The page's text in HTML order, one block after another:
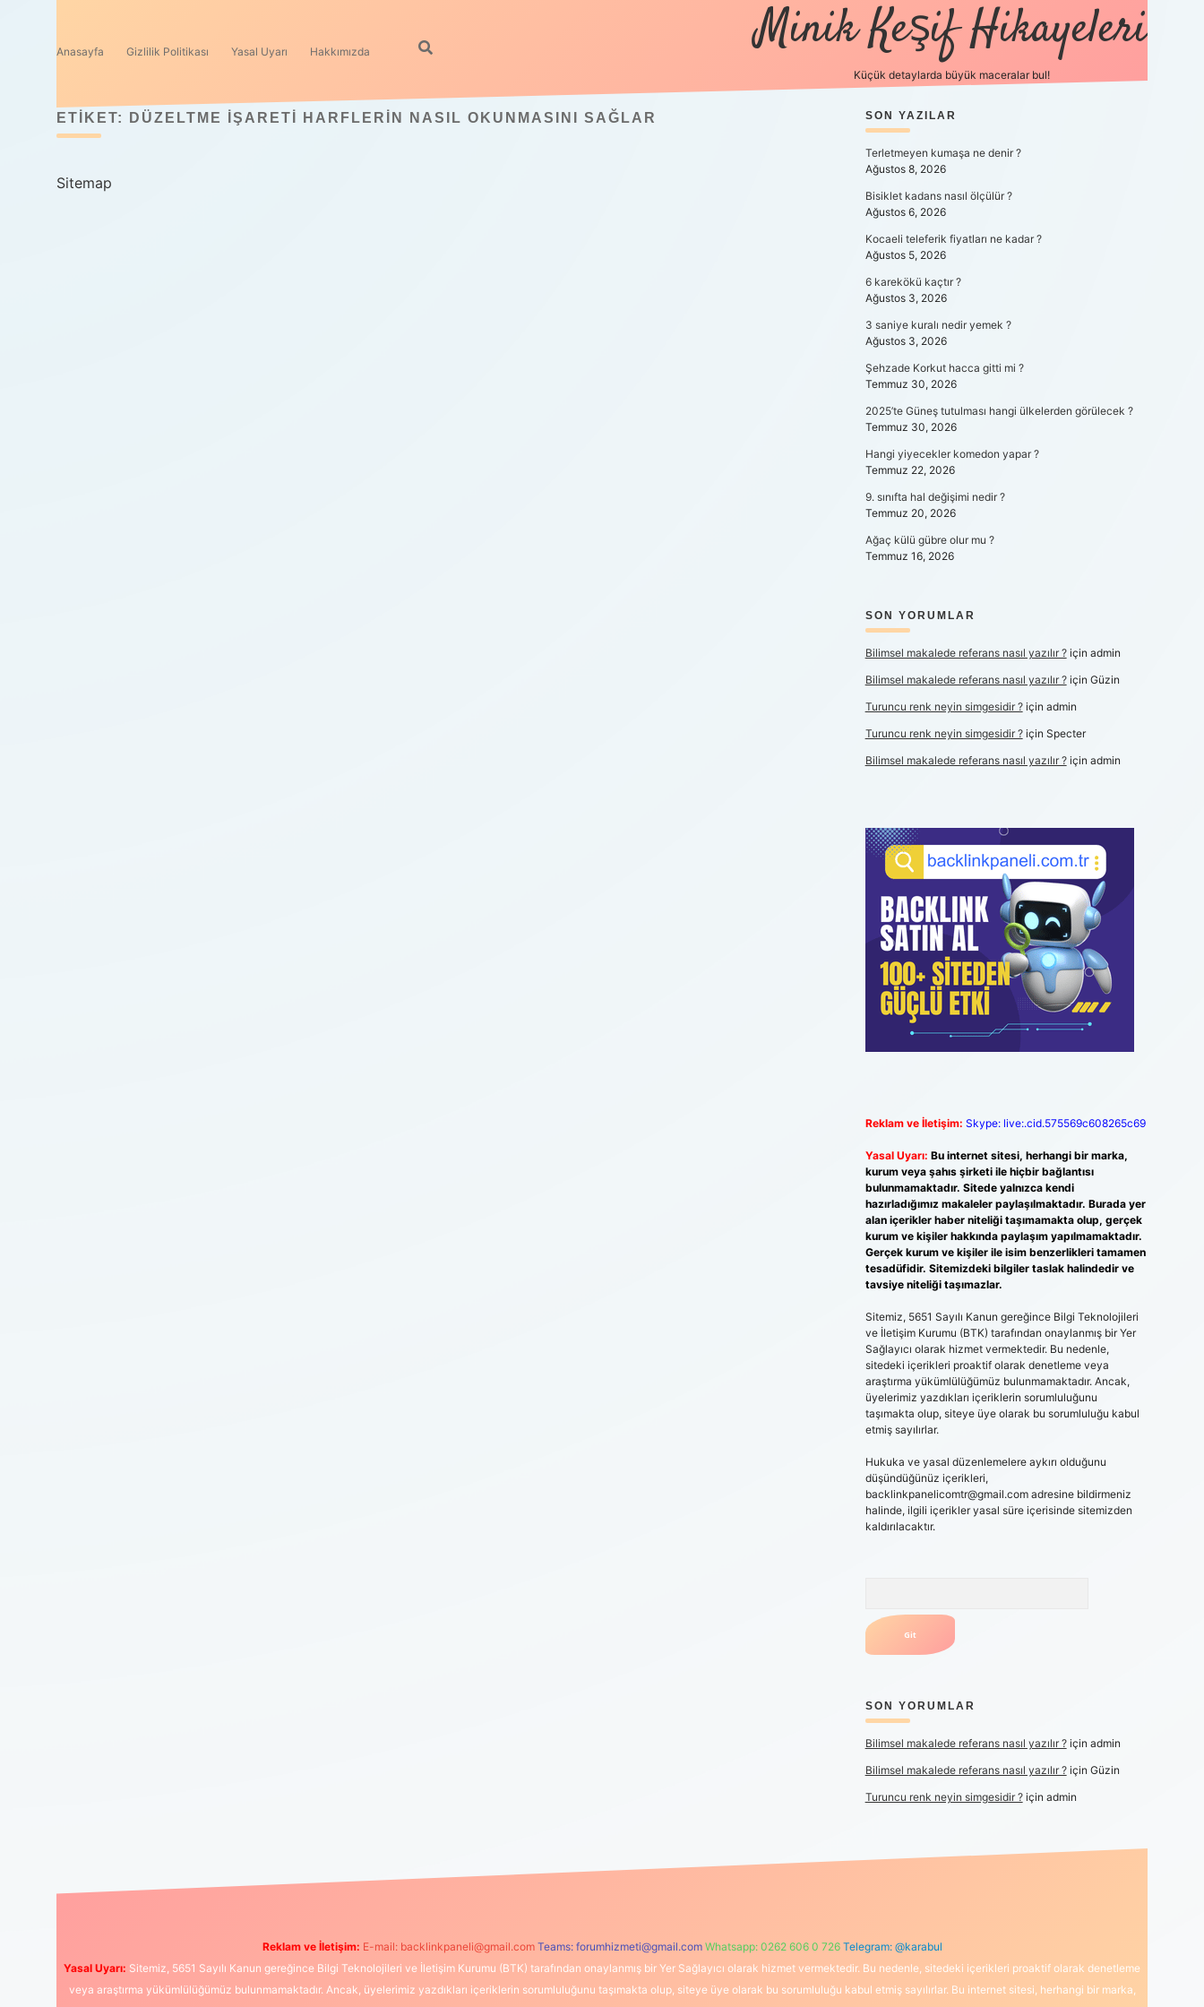
Anasayfa Gizlilik Politikası Yasal Uyarı Hakkımızda Minik Keşif Hikayeleri
Küçük detaylarda büyük maceralar bul!
ETIKET: DÜZELTME IŞARETI HARFLERIN NASIL OKUNMASINI SAĞLAR
Sitemap
SIDEBAR
SON YAZILAR
Terletmeyen kumaşa ne denir ?
Ağustos 8, 2026
Bisiklet kadans nasıl ölçülür ?
Ağustos 6, 2026
Kocaeli teleferik fiyatları ne kadar ?
Ağustos 5, 2026
6 karekökü kaçtır ?
Ağustos 3, 2026
3 saniye kuralı nedir yemek ?
Ağustos 3, 2026
Şehzade Korkut hacca gitti mi ?
Temmuz 30, 2026
2025’te Güneş tutulması hangi ülkelerden görülecek ?
Temmuz 30, 2026
Hangi yiyecekler komedon yapar ?
Temmuz 22, 2026
9. sınıfta hal değişimi nedir ?
Temmuz 20, 2026
Ağaç külü gübre olur mu ?
Temmuz 16, 2026
SON YORUMLAR
Bilimsel makalede referans nasıl yazılır ?için admin
Bilimsel makalede referans nasıl yazılır ?için Güzin
Turuncu renk neyin simgesidir ?için admin
Turuncu renk neyin simgesidir ?için Specter
Bilimsel makalede referans nasıl yazılır ?için admin
Reklam ve İletişim: Skype: live:.cid.575569c608265c69
Yasal Uyarı: Bu internet sitesi, herhangi bir marka,
kurum veya şahıs şirketi ile hiçbir bağlantısı
bulunmamaktadır. Sitede yalnızca kendi
hazırladığımız makaleler paylaşılmaktadır. Burada yer
alan içerikler haber niteliği taşımamakta olup, gerçek
kurum ve kişiler hakkında paylaşım yapılmamaktadır.
Gerçek kurum ve kişiler ile isim benzerlikleri tamamen
tesadüfidir. Sitemizdeki bilgiler taslak halindedir ve
tavsiye niteliği taşımazlar.
Sitemiz, 5651 Sayılı Kanun gereğince Bilgi Teknolojileri
ve İletişim Kurumu (BTK) tarafından onaylanmış bir Yer
Sağlayıcı olarak hizmet vermektedir. Bu nedenle,
sitedeki içerikleri proaktif olarak denetleme veya
araştırma yükümlülüğümüz bulunmamaktadır. Ancak,
üyelerimiz yazdıkları içeriklerin sorumluluğunu
taşımakta olup, siteye üye olarak bu sorumluluğu kabul
etmiş sayılırlar.
Hukuka ve yasal düzenlemelere aykırı olduğunu
düşündüğünüz içerikleri,
backlinkpanelicomtr@gmail.comadresine bildirmeniz
halinde, ilgili içerikler yasal süre içerisinde sitemizden
kaldırılacaktır.
SON YORUMLAR
Bilimsel makalede referans nasıl yazılır ?için admin
Bilimsel makalede referans nasıl yazılır ?için Güzin
Turuncu renk neyin simgesidir ?için admin
Reklam ve İletişim: E-mail: backlinkpaneli@gmail.com Teams: forumhizmeti@gmail.com Whatsapp: 0262 606 0 726 Telegram: @karabul
Yasal Uyarı: Sitemiz, 5651 Sayılı Kanun gereğince Bilgi Teknolojileri ve İletişim Kurumu (BTK) tarafından onaylanmış bir Yer Sağlayıcı olarak hizmet vermektedir. Bu nedenle, sitedeki içerikleri proaktif olarak denetleme
veya araştırma yükümlülüğümüz bulunmamaktadır. Ancak, üyelerimiz yazdıkları içeriklerin sorumluluğunu taşımakta olup, siteye üye olarak bu sorumluluğu kabul etmiş sayılırlar. Bu internet sitesi, herhangi bir marka,